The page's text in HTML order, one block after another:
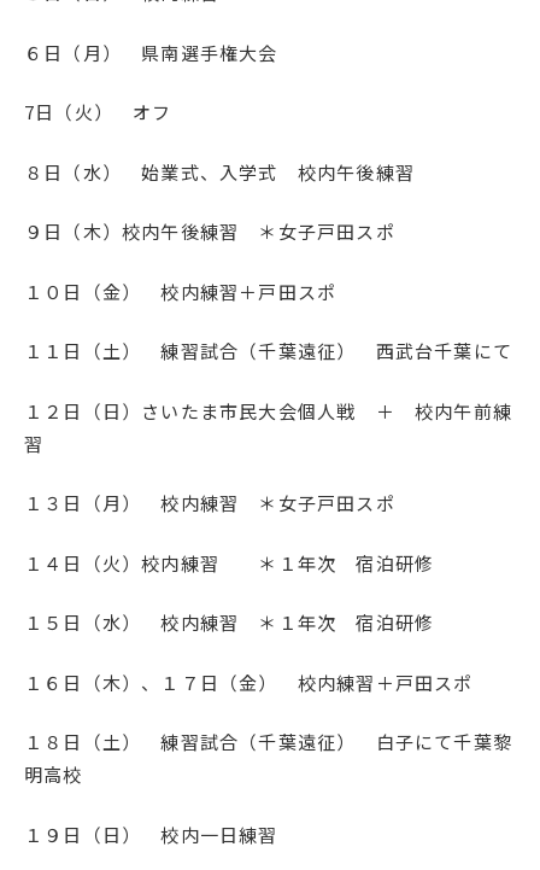
６日（月） 県南選手権大会
7日（火） オフ
８日（水） 始業式、入学式 校内午後練習
９日（木）校内午後練習 ＊女子戸田スポ
１０日（金） 校内練習＋戸田スポ
１１日（土） 練習試合（千葉遠征） 西武台千葉にて
１２日（日）さいたま市民大会個人戦 ＋ 校内午前練
習
１３日（月） 校内練習 ＊女子戸田スポ
１４日（火）校内練習 ＊１年次 宿泊研修
１５日（水） 校内練習 ＊１年次 宿泊研修
１６日（木）、１７日（金） 校内練習＋戸田スポ
１８日（土） 練習試合（千葉遠征） 白子にて千葉黎
明高校
１９日（日） 校内一日練習